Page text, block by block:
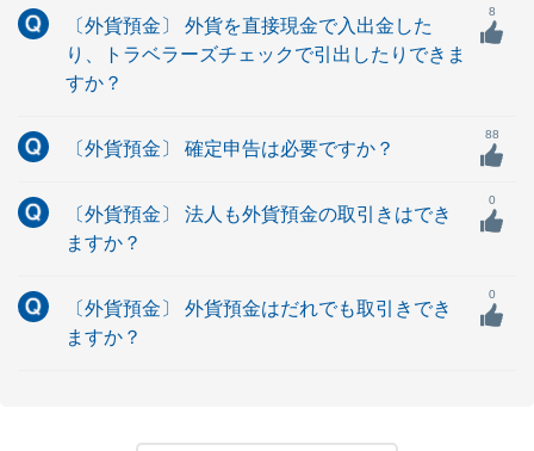
〔外貨預金〕 外貨を直接現金で入出金した
り、トラベラーズチェックで引出したりできま
すか？
8
〔外貨預金〕 確定申告は必要ですか？
88
〔外貨預金〕 法人も外貨預金の取引きはでき
ますか？
0
〔外貨預金〕 外貨預金はだれでも取引きでき
ますか？
0